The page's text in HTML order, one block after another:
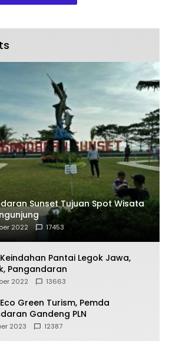
Sunset Tujuan Spot Wisata
2022 17453
Pantai Legok Jawa,
Pangandaran
2022 13663
Green Turism, Pemda
Gandeng PLN
2023 12387